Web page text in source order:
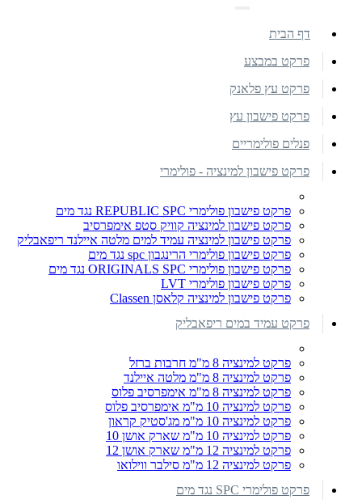
דף הבית
פרקט במבצע
פרקט עץ פלאנק
פרקט פישבון עץ
פנלים פולימריים
פרקט פישבון למינציה - פולימרי
פרקט פישבון פולימרי REPUBLIC SPC נגד מים
פרקט פישבון למינציה קוויק סטפ אימפרסיב
פרקט פישבון למינציה עמיד למים מלטה איילנד ריפאבליק
פרקט פישבון פולימרי הרינגבון spc נגד מים
פרקט פישבון פולימרי ORIGINALS SPC נגד מים
פרקט פישבון פולימרי LVT
פרקט פישבון למינציה קלאסן Classen
פרקט עמיד במים ריפאבליק
פרקט למינציה 8 מ"מ חרבות ברזל
פרקט למינציה 8 מ"מ מלטה איילנד
פרקט למינציה 8 מ"מ אימפרסיב פלוס
פרקט למינציה 10 מ"מ אימפרסיב פלוס
פרקט למינציה 10 מ"מ מג'סטיק קראון
פרקט למינציה 10 מ"מ שארק אושן 10
פרקט למינציה 12 מ"מ שארק אושן 12
פרקט למינציה 12 מ"מ סילבר ווילואו
פרקט פולימרי SPC נגד מים